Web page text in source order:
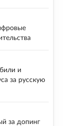
и
за русскую
за допинг